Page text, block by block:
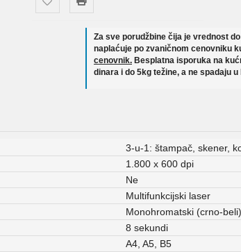
Za sve porudžbine čija je vrednost
naplaćuje po zvaničnom cenovniku
cenovnik. Besplatna isporuka na
dinara i do 5kg težine, a ne spadaju
3-u-1: štampač, skener,
1.800 x 600 dpi
Ne
Multifunkcijski laser
Monohromatski (crno-beli)
8 sekundi
A4, A5, B5